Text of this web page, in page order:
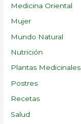
Medicina Oriental
Mujer
Mundo Natural
Nutrición
Plantas Medicinales
Postres
Recetas
Salud